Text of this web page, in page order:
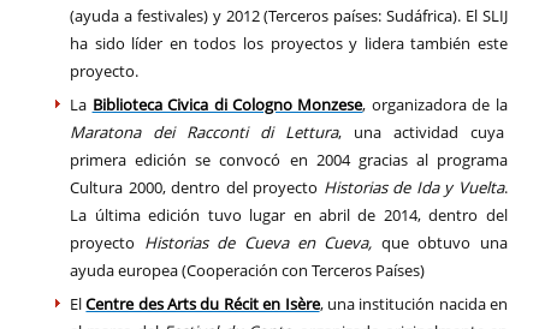
(ayuda a festivales) y 2012 (Terceros países: Sudáfrica). El SLIJ
ha sido líder en todos los proyectos y lidera también este
proyecto.
La Biblioteca Civica di Cologno Monzese, organizadora de la
Maratona dei Racconti di Lettura, una actividad cuya
primera edición se convocó en 2004 gracias al programa
Cultura 2000, dentro del proyecto Historias de Ida y Vuelta.
La última edición tuvo lugar en abril de 2014, dentro del
proyecto Historias de Cueva en Cueva, que obtuvo una
ayuda europea (Cooperación con Terceros Países)
ElCentre des Arts du Récit en Isère, una institución nacida en